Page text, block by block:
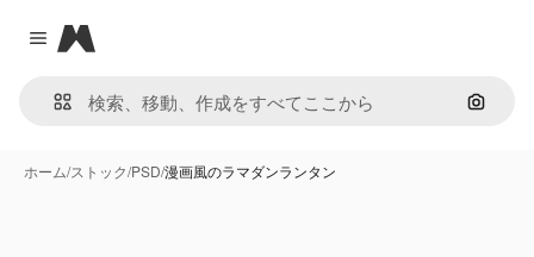
Close menu
Magnific
画像で
ホーム/ストック/PSD/漫画風のラマダンランタン